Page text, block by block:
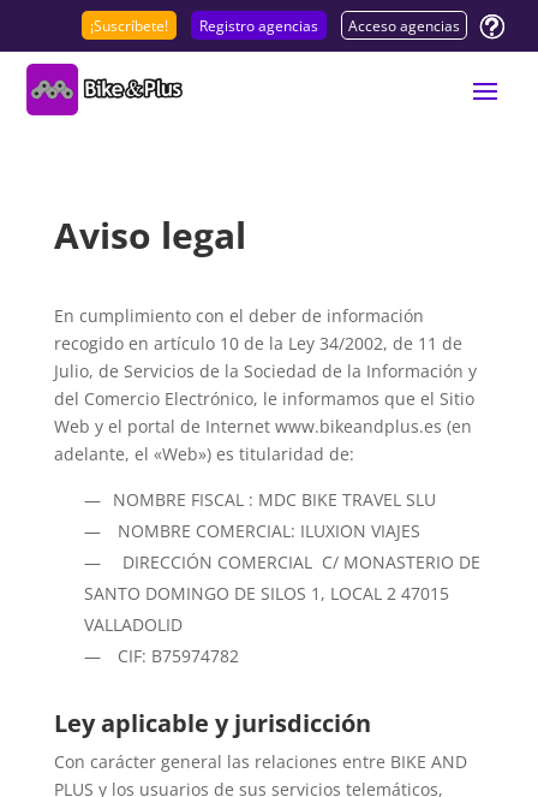
¡Suscríbete! Registro agencias Acceso agencias
Aviso legal
En cumplimiento con el deber de información
recogido en artículo 10 de la Ley 34/2002, de 11 de
Julio, de Servicios de la Sociedad de la Información y
del Comercio Electrónico, le informamos que el Sitio
Web y el portal de Internet www.bikeandplus.es (en
adelante, el «Web») es titularidad de:
NOMBRE FISCAL : MDC BIKE TRAVEL SLU
NOMBRE COMERCIAL: ILUXION VIAJES
DIRECCIÓN COMERCIAL C/ MONASTERIO DE
SANTO DOMINGO DE SILOS 1, LOCAL 2 47015
VALLADOLID
CIF: B75974782
Ley aplicable y jurisdicción
Con carácter general las relaciones entre BIKE AND
PLUS y los usuarios de sus servicios telemáticos,